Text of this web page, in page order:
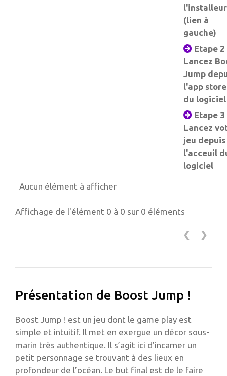
l'installeur
(lien à
gauche)
Etape 2
Lancez
Jump
l'app store
du logiciel
Etape 3
Lancez
jeu depuis
l'acceuil
logiciel
Aucun élément à afficher
Affichage de l'élément 0 à 0 sur 0 éléments
❮ ❯
Présentation de Boost Jump !
Boost Jump ! est un jeu dont le game play est
simple et intuitif. Il met en exergue un décor sous-
marin très authentique. Il s’agit ici d’incarner un
petit personnage se trouvant à des lieux en
profondeur de l’océan. Le but final est de le faire